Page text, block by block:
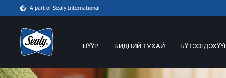
A part of Sealy International
НҮҮР БИДНИЙ ТУХАЙ